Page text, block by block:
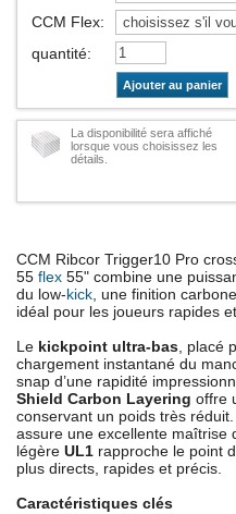
CCM Flex:
quantité:
Ajouter au panier
La disponibilité sera affiché
lorsque vous choisissez les
détails.
CCM Ribcor Trigger10 Pro
55 flex 55" combine une
du low-kick , une finition
idéal pour les joueurs rapides
Le kickpoint ultra-bas , placé
chargement instantané du
snap d’une rapidité
Shield Carbon Layering offre
conservant un poids très réduit.
assure une excellente maîtrise
légère UL1 rapproche le point
plus directs, rapides et précis.
Caractéristiques clés